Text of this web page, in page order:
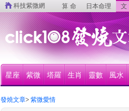
科技紫微網 算 命 日本命理 文
星座 紫微 塔羅 生肖 靈數 風水
發燒文章> 紫微愛情